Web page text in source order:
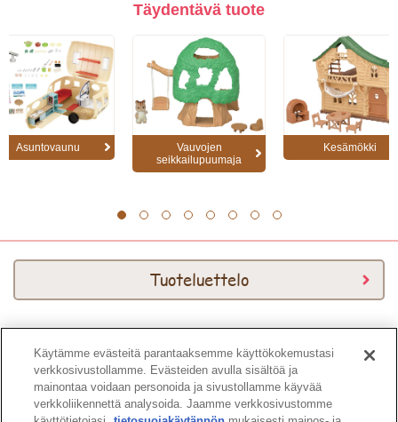
Täydentävä tuote
Asuntovaunu
Vauvojen
seikkailupuumaja
Kesämökki
Tuoteluettelo
Download Kuvasto
Käytämme evästeitä parantaaksemme käyttökokemustasi
verkkosivustollamme. Evästeiden avulla sisältöä ja
mainontaa voidaan personoida ja sivustollamme käyvää
verkkoliikennettä analysoida. Jaamme verkkosivustomme